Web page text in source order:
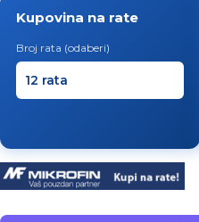
Kupovina na rate
Broj rata (odaberi)